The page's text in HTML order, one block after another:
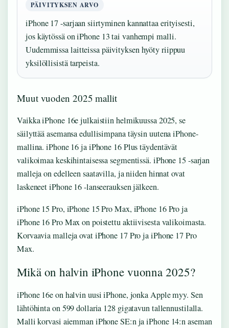
PÄIVITYKSEN ARVO
iPhone 17 -sarjaan siirtyminen kannattaa erityisesti,
jos käytössä on iPhone 13 tai vanhempi malli.
Uudemmissa laitteissa päivityksen hyöty riippuu
yksilöllisistä tarpeista.
Muut vuoden 2025 mallit
Vaikka iPhone 16e julkaistiin helmikuussa 2025, se
säilyttää asemansa edullisimpana täysin uutena iPhone-
mallina. iPhone 16 ja iPhone 16 Plus täydentävät
valikoimaa keskihintaisessa segmentissä. iPhone 15 -sarjan
malleja on edelleen saatavilla, ja niiden hinnat ovat
laskeneet iPhone 16 -lanseerauksen jälkeen.
iPhone 15 Pro, iPhone 15 Pro Max, iPhone 16 Pro ja
iPhone 16 Pro Max on poistettu aktiivisesta valikoimasta.
Korvaavia malleja ovat iPhone 17 Pro ja iPhone 17 Pro
Max.
Mikä on halvin iPhone vuonna 2025?
iPhone 16e on halvin uusi iPhone, jonka Apple myy. Sen
lähtöhinta on 599 dollaria 128 gigatavun tallennustilalla.
Malli korvasi aiemman iPhone SE:n ja iPhone 14:n aseman